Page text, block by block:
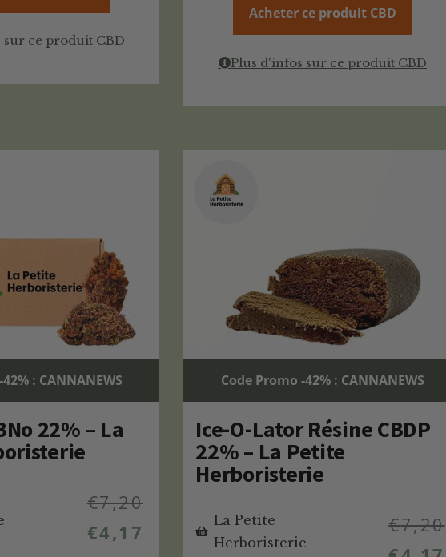
sur ce produit CBD
Acheter ce produit CBD
Plus d'infos sur ce produit CBD
: CANNANEWS
22% – La
€7,20
€4,17
Code Promo -42% : CANNANEWS
Ice-O-Lator Résine CBDP
22% – La Petite
Herboristerie
La Petite
Herboristerie
€7,20